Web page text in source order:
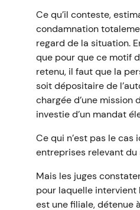
Ce qu’il conteste,
condamnation
regard de la situation.
que pour que ce motif
retenu, il faut que la
soit dépositaire de
chargée d’une mission
investie d’un mandat
Ce qui n’est pas le cas
entreprises relevant
Mais les juges
pour laquelle intervient
est une filiale, détenue